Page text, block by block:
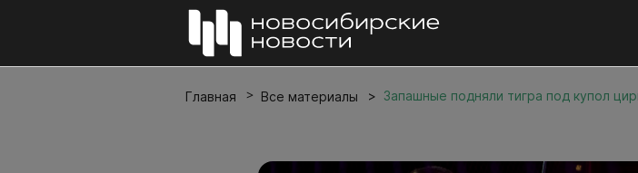
Главная Все материалы Запашные подняли тигра под купол